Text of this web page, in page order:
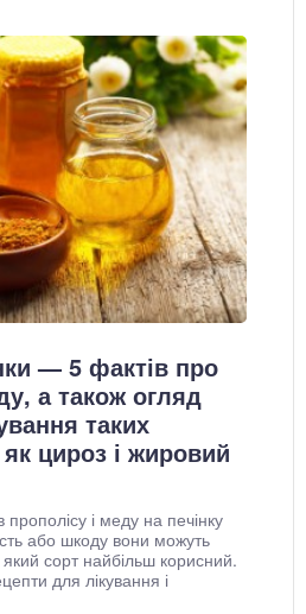
— 5 фактів про
а також огляд
таких
цироз і жировий
і меду на печінку
або шкоду вони можуть
сорт найбільш корисний.
для лікування і